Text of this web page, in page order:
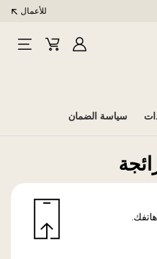
للأعمال
تسجيلCart
Open
سياسة الضمان